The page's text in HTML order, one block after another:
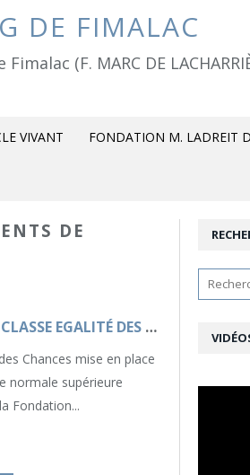
DE FIMALAC
(F. MARC DE
VIVANT FONDATION M. LADREIT
DE
21 ADMIS À LA CLASSE EGALITÉ DES CHANCES 2020-2021 À L'ECOLE NATIONALE SUPÉRIEURE LOUIS-LUMIÈRE
Chances mise en place
normale supérieure
Fondation...